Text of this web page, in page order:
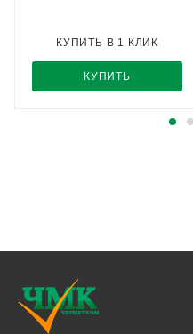
КУПИТЬ
КУПИТЬ В 1 КЛИК